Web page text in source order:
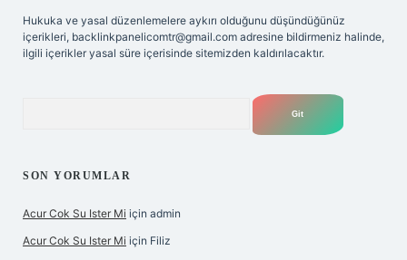
Hukuka ve yasal düzenlemelere aykırı olduğunu düşündüğünüz
içerikleri, backlinkpanelicomtr@gmail.com adresine bildirmeniz halinde,
ilgili içerikler yasal süre içerisinde sitemizden kaldırılacaktır.
SON YORUMLAR
Acur Cok Su Ister Mi için admin
Acur Cok Su Ister Mi için Filiz